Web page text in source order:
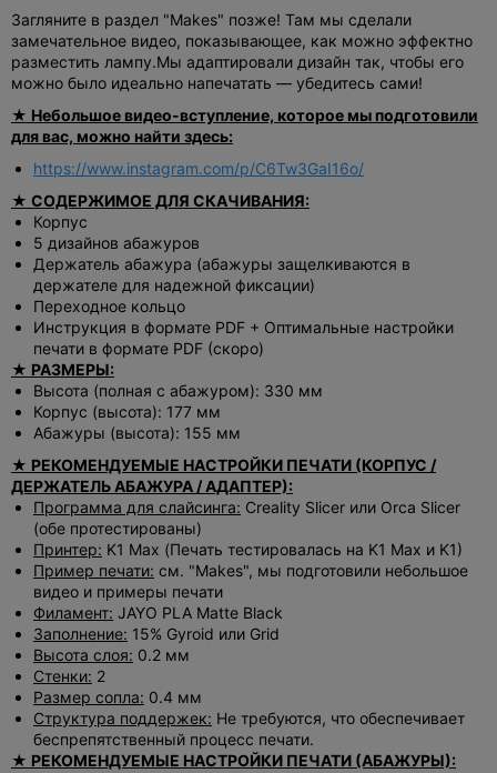
Загляните в раздел "Makes" позже! Там мы сделали
замечательное видео, показывающее, как можно эффектно
разместить лампу.Мы адаптировали дизайн так, чтобы его
можно было идеально напечатать — убедитесь сами!
★ Небольшое видео-вступление, которое мы подготовили
для вас, можно найти здесь:
https://www.instagram.com/p/C6Tw3GaI16o/
★ СОДЕРЖИМОЕ ДЛЯ СКАЧИВАНИЯ:
Корпус
5 дизайнов абажуров
Держатель абажура (абажуры защелкиваются в
держателе для надежной фиксации)
Переходное кольцо
Инструкция в формате PDF + Оптимальные настройки
печати в формате PDF (скоро)
★ РАЗМЕРЫ:
Высота (полная с абажуром): 330 мм
Корпус (высота): 177 мм
Абажуры (высота): 155 мм
★ РЕКОМЕНДУЕМЫЕ НАСТРОЙКИ ПЕЧАТИ (КОРПУС /
ДЕРЖАТЕЛЬ АБАЖУРА / АДАПТЕР):
Программа для слайсинга: Creality Slicer или Orca Slicer
(обе протестированы)
Принтер: K1 Max (Печать тестировалась на K1 Max и K1)
Пример печати: см. "Makes", мы подготовили небольшое
видео и примеры печати
Филамент: JAYO PLA Matte Black
Заполнение: 15% Gyroid или Grid
Высота слоя: 0.2 мм
Стенки: 2
Размер сопла: 0.4 мм
Структура поддержек: Не требуются, что обеспечивает
беспрепятственный процесс печати.
★ РЕКОМЕНДУЕМЫЕ НАСТРОЙКИ ПЕЧАТИ (АБАЖУРЫ):